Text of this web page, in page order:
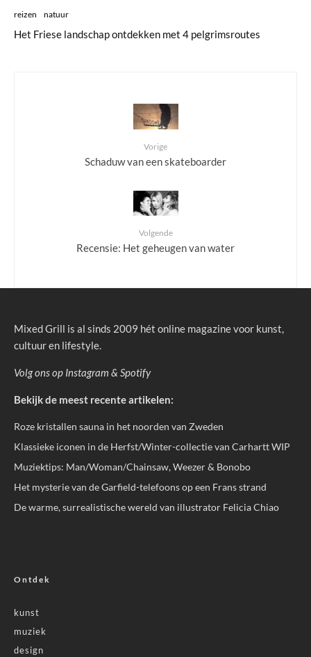
reizen natuur
Het Friese landschap ontdekken met 4 pelgrimsroutes
Vorige
Schaduw van een skateboarder
Volgende
Recensie: Het geheugen van water
Mixed Grill is al sinds 2009 hét online magazine voor kunst,
cultuur en lifestyle.
Volg ons op Instagram & Spotify
Bekijk de meest recente artikelen:
Roze kristallen sauna in het noorden van Zweden
Klassieke iconen in de Herfst/Winter-collectie van Carhartt WIP
Muziektips: Man/Woman/Chainsaw, Weezer & Bonobo
Het mysterie van de Garfield-telefoons op een Frans strand
De warme, surrealistische wereld van illustrator Felicia Chiao
Ontdek
kunst
muziek
design